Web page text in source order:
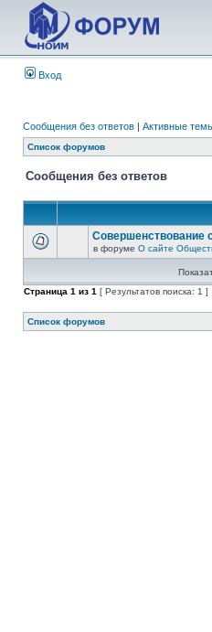
Вход
Сообщения без ответов | Активные
Список форумов
Сообщения без ответов
Совершенствование
в форуме О сайте
Страница 1 из 1 [ Результатов поиска: 1 ]
Список форумов